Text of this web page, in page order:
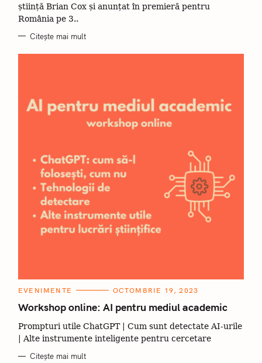
știință Brian Cox și anunțat în premieră pentru
România pe 3..
Citește mai mult
C
T
E
O
R
I
EVENIMENTE OCTOMBRIE 19, 2023
Workshop online: AI pentru mediul academic
Prompturi utile ChatGPT | Cum sunt detectate AI-urile
| Alte instrumente inteligente pentru cercetare
Citește mai mult